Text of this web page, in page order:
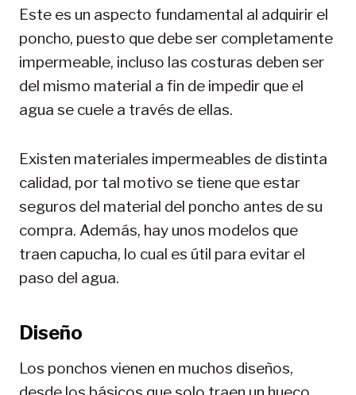
Este es un aspecto fundamental al adquirir el
poncho, puesto que debe ser completamente
impermeable, incluso las costuras deben ser
del mismo material a fin de impedir que el
agua se cuele a través de ellas.
Existen materiales impermeables de distinta
calidad, por tal motivo se tiene que estar
seguros del material del poncho antes de su
compra. Además, hay unos modelos que
traen capucha, lo cual es útil para evitar el
paso del agua.
Diseño
Los ponchos vienen en muchos diseños,